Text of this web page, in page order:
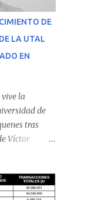
DE
LA UTAL
EN
la
de
tras
Víctor
antecedentes
a cumplir su